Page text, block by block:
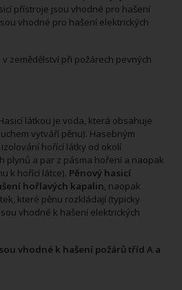
přístroje jsou vhodné pro hašení
vhodné pro hašení elektrických
zemědělství při požárech pevných
látkou je voda, která obsahuje
vytváří pěnu). Hasebným
hořící látky od okolí
plynů a par z pásma hoření a naopak
k hořící látce). Pěnový hasicí
hořlavých kapalin, naopak
které pěnu rozkládají (typicky
vhodné k hašení elektrických
vhodné k hašení požárů tříd A a